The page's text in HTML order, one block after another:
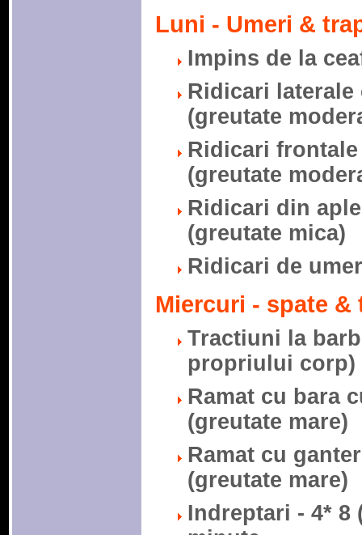
Luni - Umeri &
Impins de la
Ridicari laterale
(greutate
Ridicari frontale
(greutate
Ridicari din
(greutate mica)
Ridicari de
Miercuri - spate &
Tractiuni la
propriului corp)
Ramat cu bara
(greutate mare)
Ramat cu
(greutate mare)
Indreptari - 4* 8